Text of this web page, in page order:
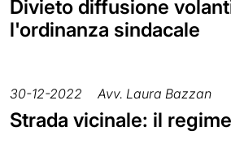
Divieto diffusione
l'ordinanza sindacale
30-12-2022 Avv. Laura Bazzan
Strada vicinale: il